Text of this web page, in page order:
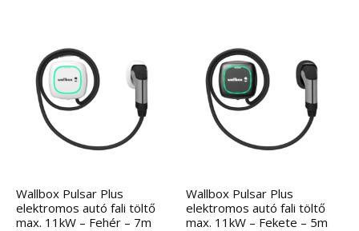
Wallbox Pulsar Plus
elektromos autó fali töltő
max. 11kW – Fehér – 7m
Wallbox Pulsar Plus
elektromos autó fali töltő
max. 11kW – Fekete – 5m